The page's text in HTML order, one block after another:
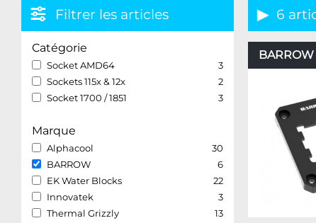
Filtrer les articles
Catégorie
Socket AMD64
3
Sockets 115x & 12x
2
Socket 1700 / 1851
3
Marque
Alphacool
30
BARROW
6
EK Water Blocks
22
Innovatek
3
Thermal Grizzly
13
6